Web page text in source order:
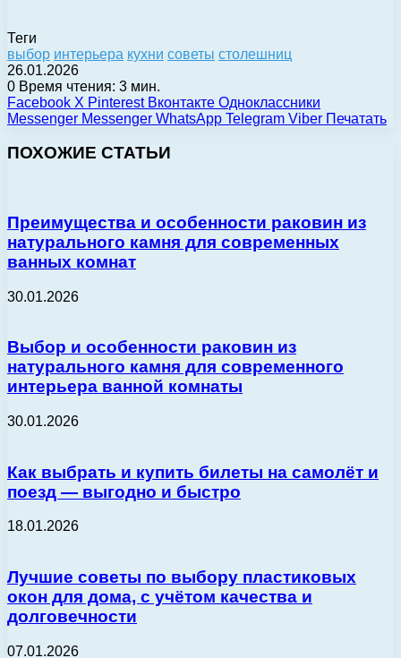
Теги
выбор интерьера кухни советы столешниц
26.01.2026
0 Время чтения: 3 мин.
Facebook X Pinterest Вконтакте Одноклассники
Messenger Messenger WhatsApp Telegram Viber Печатать
ПОХОЖИЕ СТАТЬИ
Преимущества и особенности раковин из
натурального камня для современных
ванных комнат
30.01.2026
Выбор и особенности раковин из
натурального камня для современного
интерьера ванной комнаты
30.01.2026
Как выбрать и купить билеты на самолёт и
поезд — выгодно и быстро
18.01.2026
Лучшие советы по выбору пластиковых
окон для дома, с учётом качества и
долговечности
07.01.2026